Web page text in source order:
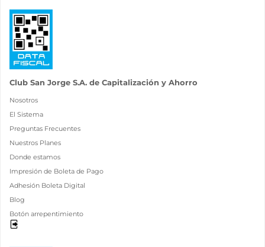
Club San Jorge S.A. de Capitalización y Ahorro
Nosotros
El Sistema
Preguntas Frecuentes
Nuestros Planes
Donde estamos
Impresión de Boleta de Pago
Adhesión Boleta Digital
Blog
Botón arrepentimiento